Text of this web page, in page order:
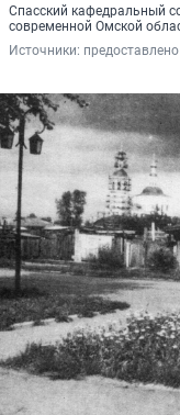
Спасский кафедральный
современной Омской
Источники: